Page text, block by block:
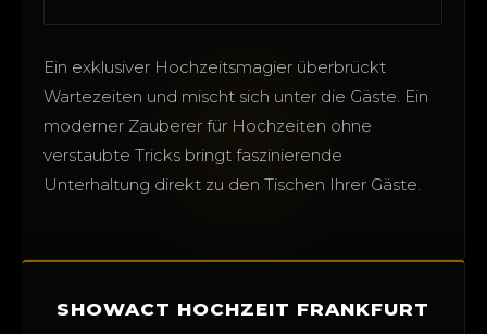
Ein exklusiver Hochzeitsmagier überbrückt
Wartezeiten und mischt sich unter die Gäste. Ein
moderner Zauberer für Hochzeiten ohne
verstaubte Tricks bringt faszinierende
Unterhaltung direkt zu den Tischen Ihrer Gäste.
SHOWACT HOCHZEIT FRANKFURT